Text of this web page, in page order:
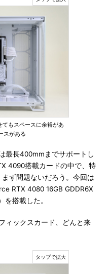
てもスペースに余裕があ
スがある
最長400mmまでサポートし
4090搭載カードの中で、特
ず問題ないだろう。今回は
RTX 4080 16GB GDDR6X
搭載した。
ィックスカード、どんと来